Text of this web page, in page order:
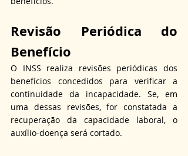
Revisão Periódica do
Benefício
O INSS realiza revisões periódicas dos
benefícios concedidos para verificar a
continuidade da incapacidade. Se, em
uma dessas revisões, for constatada a
recuperação da capacidade laboral, o
auxílio-doença será cortado.